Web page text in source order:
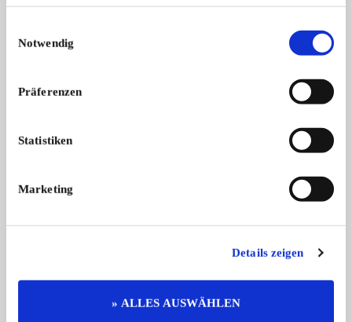
Notwendig
Präferenzen
Statistiken
Marketing
Details zeigen
» ALLES AUSWÄHLEN
Eicher EDxx
Überrollbügel/Sicherheitsbügel für E
mit Thermometer
Biete passend für
Diese Anzeige empfehlen
Privat